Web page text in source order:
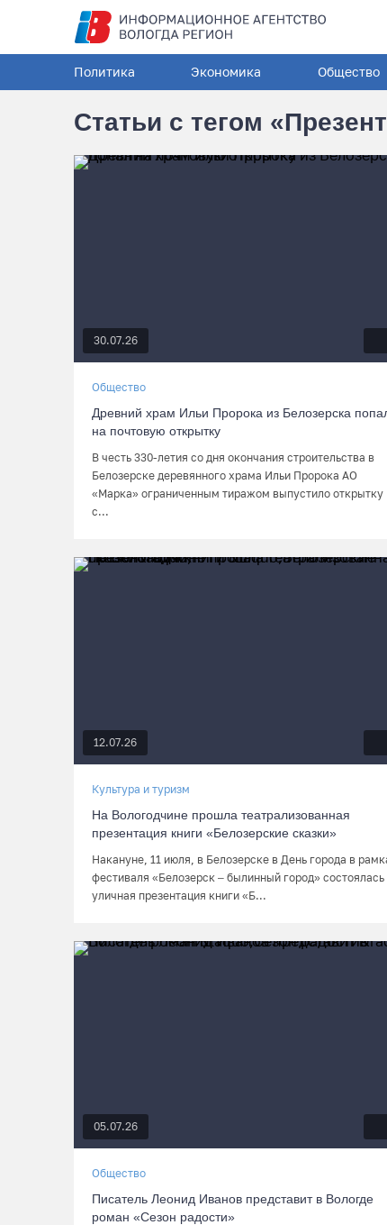
Политика Экономика Общество
Статьи с тегом
30.07.26
Общество
Древний храм Ильи Пророка из Белозерска
на почтовую открытку
В честь 330-летия со дня окончания строительства в
Белозерске деревянного храма Ильи Пророка АО
«Марка» ограниченным тиражом выпустило открытку
с...
12.07.26
Культура и туризм
На Вологодчине прошла театрализованная
презентация книги «Белозерские сказки»
Накануне, 11 июля, в Белозерске в День города в
фестиваля «Белозерск – былинный город» состоялась
уличная презентация книги «Б...
05.07.26
Общество
Писатель Леонид Иванов представит в Вологде
роман «Сезон радости»